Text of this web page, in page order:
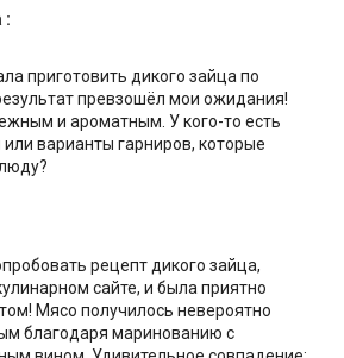
:
приготовить дикого зайца по
превзошёл мои ожидания!
и ароматным. У кого-то есть
варианты гарниров, которые
рецепт дикого зайца,
сайте, и была приятно
Мясо получилось невероятно
благодаря маринованию с